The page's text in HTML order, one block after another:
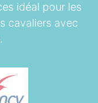
idéal pour les
cavaliers avec